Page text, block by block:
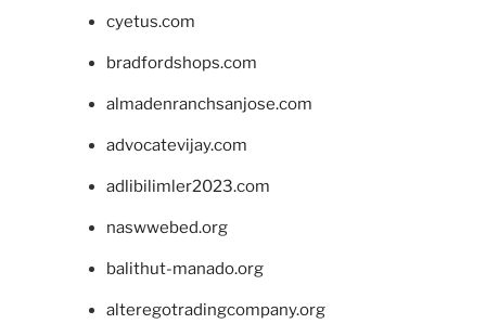
cyetus.com
bradfordshops.com
almadenranchsanjose.com
advocatevijay.com
adlibilimler2023.com
naswwebed.org
balithut-manado.org
alteregotradingcompany.org